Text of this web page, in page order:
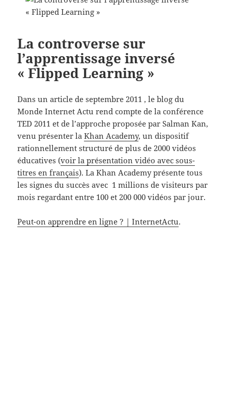
La controverse sur
l’apprentissage inversé
« Flipped Learning »
Dans un article de septembre 2011 , le blog du
Monde Internet Actu rend compte de la conférence
TED 2011 et de l’approche proposée par Salman Kan,
venu présenter laKhan Academy, un dispositif
rationnellement structuré de plus de 2000 vidéos
éducatives (voir la présentation vidéo avec sous-
titres en français). La Khan Academy présente tous
les signes du succès avec 1 millions de visiteurs par
mois regardant entre 100 et 200 000 vidéos par jour.
Peut-on apprendre en ligne ? | InternetActu.